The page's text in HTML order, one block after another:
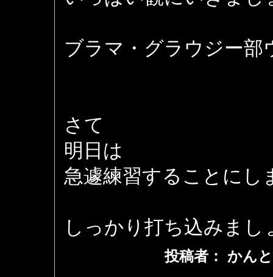
ブラマ・グラウジー部
さて
明日は
急遽練習することにし
しっかり打ち込みまし
投稿者： かん